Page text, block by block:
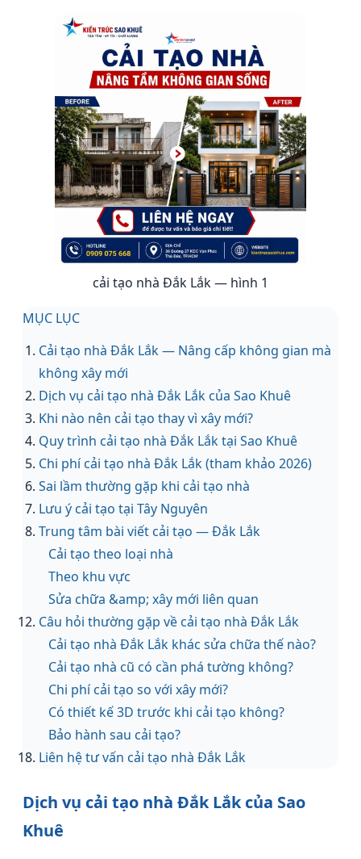
cải tạo nhà Đắk Lắk — hình 1
MỤC LỤC
Cải tạo nhà Đắk Lắk — Nâng cấp không gian mà
không xây mới
Dịch vụ cải tạo nhà Đắk Lắk của Sao Khuê
Khi nào nên cải tạo thay vì xây mới?
Quy trình cải tạo nhà Đắk Lắk tại Sao Khuê
Chi phí cải tạo nhà Đắk Lắk (tham khảo 2026)
Sai lầm thường gặp khi cải tạo nhà
Lưu ý cải tạo tại Tây Nguyên
Trung tâm bài viết cải tạo — Đắk Lắk
Cải tạo theo loại nhà
Theo khu vực
Sửa chữa &amp; xây mới liên quan
Câu hỏi thường gặp về cải tạo nhà Đắk Lắk
Cải tạo nhà Đắk Lắk khác sửa chữa thế nào?
Cải tạo nhà cũ có cần phá tường không?
Chi phí cải tạo so với xây mới?
Có thiết kế 3D trước khi cải tạo không?
Bảo hành sau cải tạo?
Liên hệ tư vấn cải tạo nhà Đắk Lắk
Dịch vụ cải tạo nhà Đắk Lắk của Sao
Khuê